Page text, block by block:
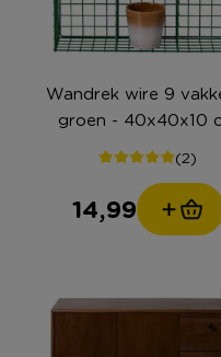
Wandrek wire 9
groen - 40x40x10
(2)
14,99